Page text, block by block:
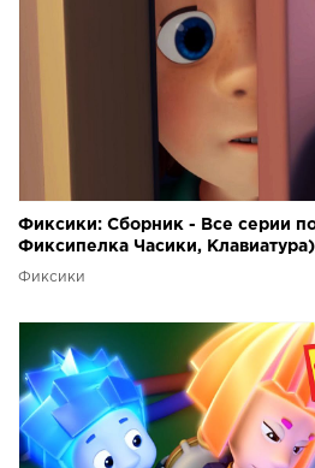
Фиксики: Сборник - Все серии
Фиксипелка Часики,
Фиксики